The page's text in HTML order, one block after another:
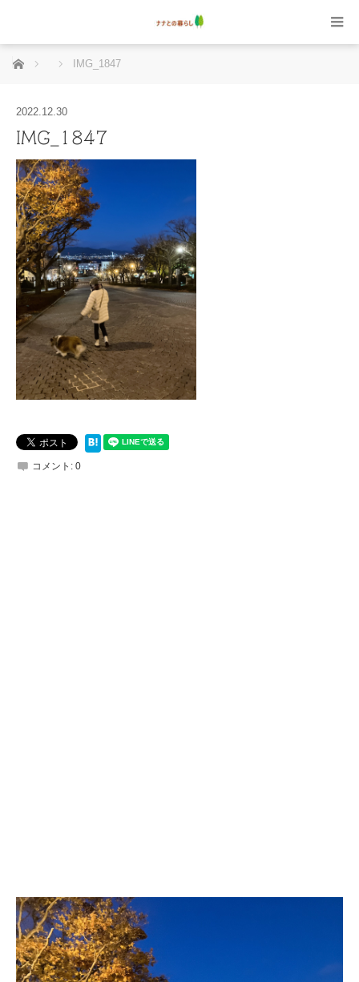
ホーム IMG_1847
2022.12.30
IMG_1847
コメント: 0